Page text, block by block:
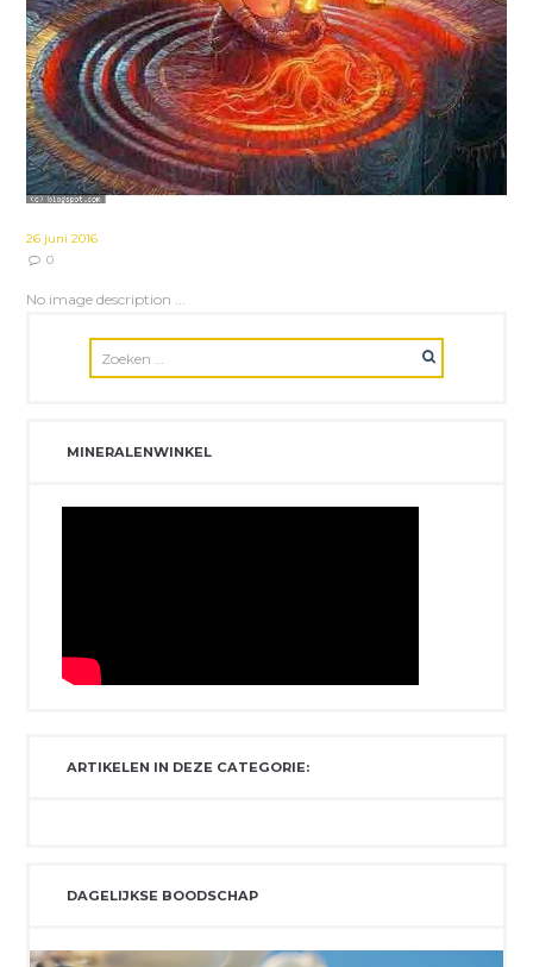
26 juni 2016
0
No image description ...
MINERALENWINKEL
ARTIKELEN IN DEZE CATEGORIE:
DAGELIJKSE BOODSCHAP